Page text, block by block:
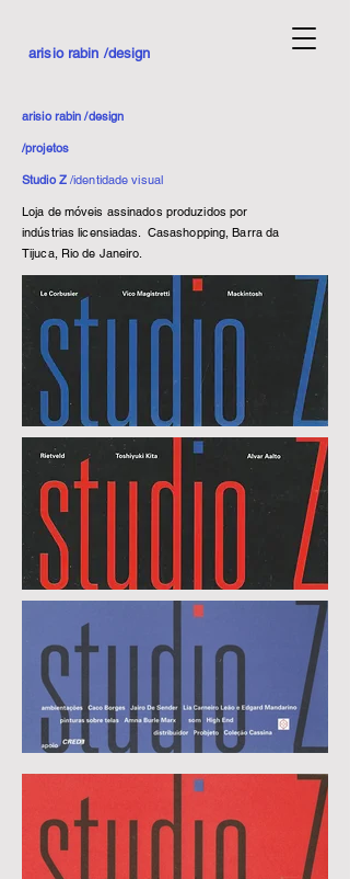
arisio rabin /design
arisio rabin /design
/projetos
Studio Z/identidade visual
Loja de móveis assinados produzidos por
indústrias licensiadas. Casashopping, Barra da
Tijuca, Rio de Janeiro.